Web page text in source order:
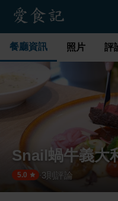
餐廳資訊 照片 評
Snail蝸牛義大
5.0 3 則評論